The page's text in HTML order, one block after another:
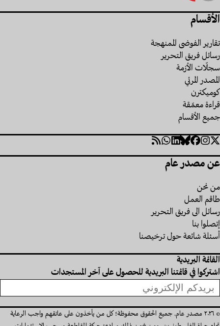
الأقسام
تقارير الفوضى الممنهجة
رسائل فريق التحرير
سجلّات الأزمة
المصدر المرئي
كوميكترن
قراءة معمّقة
جميع الأقسام
Social
Links
تويترإنستاغرام
فيسبوك
Bluesky
Linkedin
WhatsApp
RSS
عن مصدر عام
من نحن
طاقم العمل
رسائل الى فريق التحرير
إتصلوا بنا
أسئلة شائعة حول ترخيصنا
القائمة البريدية
اشتركوا في قائمتنا البريدية للحصول على آخر المستجدات
© ٢٠٢٦ مصدر عام. جميع الحقوق محفوظة؛ كل من يأخذون على عاتقهم واجب الرعاية